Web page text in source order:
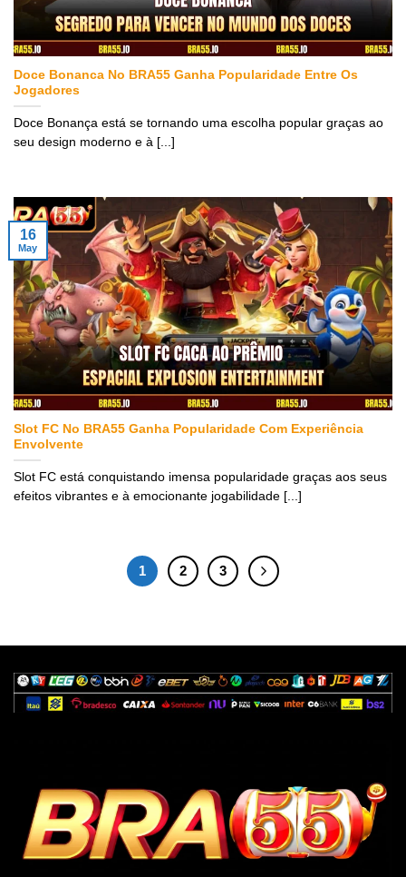
Doce Bonanca No BRA55 Ganha Popularidade Entre Os
Jogadores
Doce Bonança está se tornando uma escolha popular graças ao
seu design moderno e à [...]
Slot FC No BRA55 Ganha Popularidade Com Experiência
Envolvente
Slot FC está conquistando imensa popularidade graças aos seus
efeitos vibrantes e à emocionante jogabilidade [...]
16
May
1 2 3